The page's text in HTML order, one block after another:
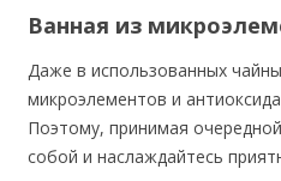
Ванная из
Даже в использованных
микроэлементов и
Поэтому, принимая
собой и наслаждайтесь